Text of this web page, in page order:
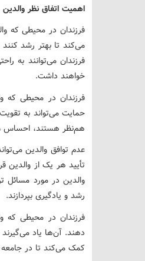
اهمیت اتفاق نظر والدین
فرزندان در محیطی که
می‌کند تا بهتر رشد
فرزندان می‌توانند به
خواهند داشت.
فرزندان در محیطی که
حمایت می‌تواند به
هم‌نظر هستند، احساس
عدم توافق والدین
تأیید هر یک از والدین
والدین در مورد مسائل
رشد و یادگیری بپردازند.
فرزندان در محیطی که
دهند. آن‌ها یاد می‌گیرند
کمک می‌کند تا در جامعه